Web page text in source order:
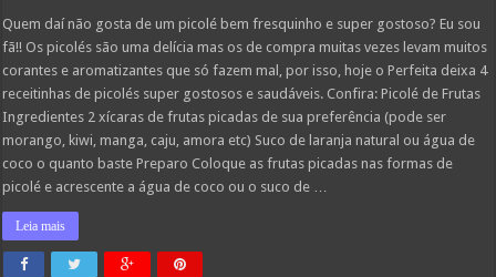
Quem daí não gosta de um picolé bem fresquinho e super gostoso? Eu sou
fã!! Os picolés são uma delícia mas os de compra muitas vezes levam muitos
corantes e aromatizantes que só fazem mal, por isso, hoje o Perfeita deixa 4
receitinhas de picolés super gostosos e saudáveis. Confira: Picolé de Frutas
Ingredientes 2 xícaras de frutas picadas de sua preferência (pode ser
morango, kiwi, manga, caju, amora etc) Suco de laranja natural ou água de
coco o quanto baste Preparo Coloque as frutas picadas nas formas de
picolé e acrescente a água de coco ou o suco de …
Leia mais